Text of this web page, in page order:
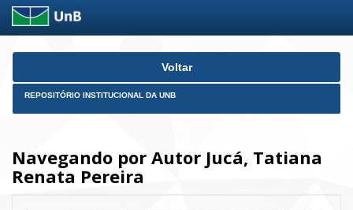
Skip
Voltar
REPOSITÓRIO INSTITUCIONAL DA UNB
Navegando por Autor Jucá, Tatiana
Renata Pereira